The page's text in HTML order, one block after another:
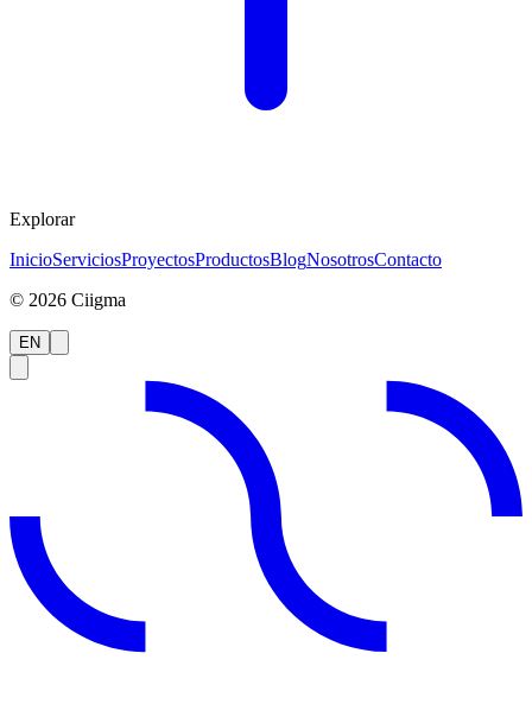
Explorar
InicioServiciosProyectosProductosBlogNosotrosContacto
© 2026 Ciigma
EN